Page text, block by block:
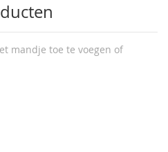
mandje toe te voegen of